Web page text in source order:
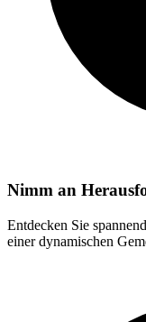
Nimm an
Entdecken Sie
einer dynamischen